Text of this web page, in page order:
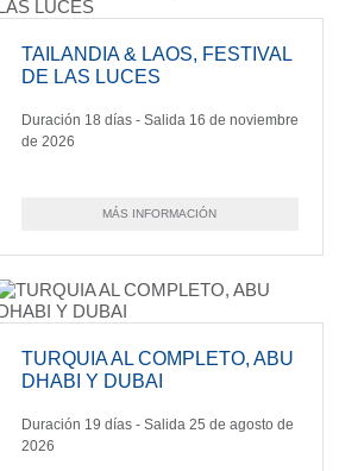
TAILANDIA & LAOS, FESTIVAL
DE LAS LUCES
Duración 18 días - Salida 16 de noviembre
de 2026
MÁS INFORMACIÓN
TURQUIA AL COMPLETO, ABU
DHABI Y DUBAI
Duración 19 días - Salida 25 de agosto de
2026